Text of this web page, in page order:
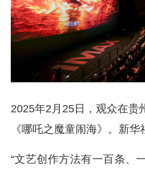
2025年2月25日，观众在贵
《哪吒之魔童闹海》。新
“文艺创作方法有一百条、